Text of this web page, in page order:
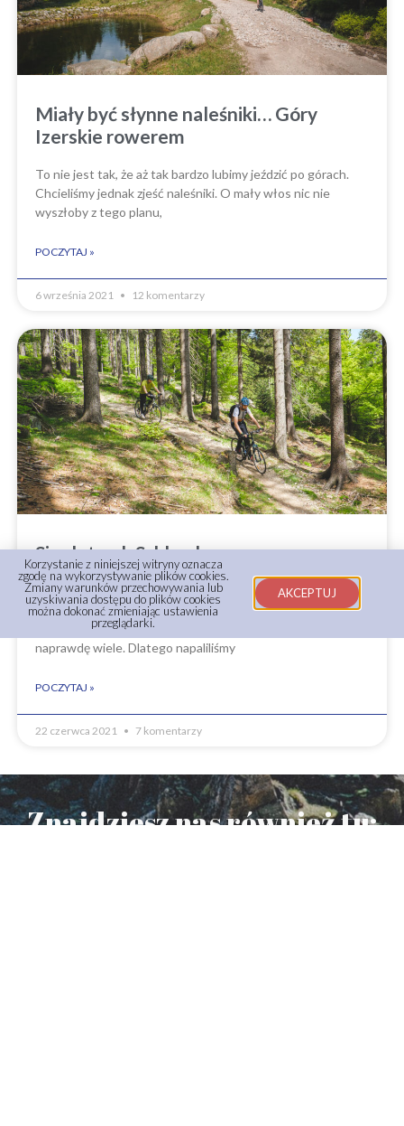
Miały być słynne naleśniki… Góry
Izerskie rowerem
To nie jest tak, że aż tak bardzo lubimy jeździć po górach.
Chcieliśmy jednak zjeść naleśniki. O mały włos nic nie
wyszłoby z tego planu,
POCZYTAJ »
6 września 2021 12 komentarzy
Singletrack Szklarska
Odwiedzanie niewielkich gór na rowerze okazało się
zdecydowanie lepsze niż pokonywanie szlaków pieszo. Co
prawda można się zmęczyć, ale zjazdy wynagradzają
naprawdę wiele. Dlatego napaliliśmy
POCZYTAJ »
22 czerwca 2021 7 komentarzy
Znajdziesz nas również tu:
Korzystanie z niniejszej witryny oznacza
zgodę na wykorzystywanie plików cookies.
Zmiany warunków przechowywania lub
uzyskiwania dostępu do plików cookies
można dokonać zmieniając ustawienia
przeglądarki.
AKCEPTUJ